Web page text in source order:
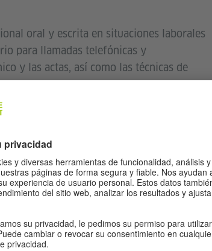
oral y escrita en situaciones laborales
para llamadas telefónicas y
y las actas, así como las técnicas de